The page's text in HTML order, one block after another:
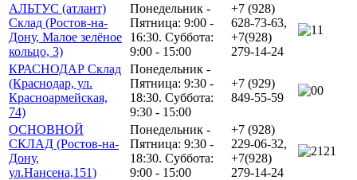
АЛЬТУС (атлант)
Склад (Ростов-на-
Дону, Малое зелёное
кольцо, 3)
Понедельник -
Пятница: 9:00 -
16:30. Суббота:
9:00 - 15:00
+7 (928)
628-73-63,
+7(928)
279-14-24
1
КРАСНОДАР Склад
(Краснодар, ул.
Красноармейская,
74)
Понедельник -
Пятница: 9:30 -
18:30. Суббота:
9:30 - 15:00
+7 (929)
849-55-59
0
ОСНОВНОЙ
СКЛАД (Ростов-на-
Дону,
ул.Нансена,151)
Понедельник -
Пятница: 9:30 -
18:30. Суббота:
9:00 - 15:00
+7 (928)
229-06-32,
+7(928)
279-14-24
21